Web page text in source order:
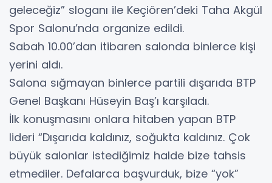
geleceğiz” sloganı ile Keçiören’deki Taha Akgül
Spor Salonu’nda organize edildi.
Sabah 10.00’dan itibaren salonda binlerce kişi
yerini aldı.
Salona sığmayan binlerce partili dışarıda BTP
Genel Başkanı Hüseyin Baş’ı karşıladı.
İlk konuşmasını onlara hitaben yapan BTP
lideri “Dışarıda kaldınız, soğukta kaldınız. Çok
büyük salonlar istediğimiz halde bize tahsis
etmediler. Defalarca başvurduk, bize “yok”